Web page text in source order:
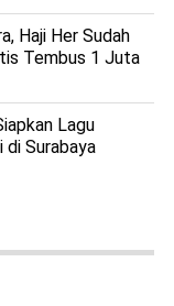
Haji Her Sudah
Tembus 1 Juta
Lagu
di Surabaya